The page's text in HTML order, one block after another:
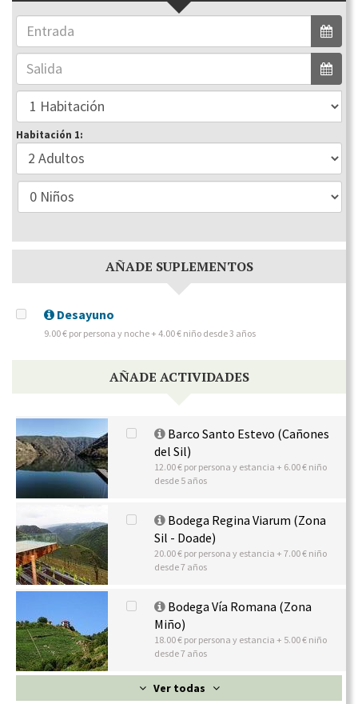
Habitación 1:
AÑADE SUPLEMENTOS
Desayuno
9.00 € por persona y noche + 4.00 € niño desde 3 años
AÑADE ACTIVIDADES
Barco Santo Estevo (Cañones
del Sil)
12.00 € por persona y estancia + 6.00 € niño
desde 5 años
Bodega Regina Viarum (Zona
Sil - Doade)
20.00 € por persona y estancia + 7.00 € niño
desde 7 años
Bodega Vía Romana (Zona
Miño)
18.00 € por persona y estancia + 5.00 € niño
desde 7 años
Ver todas